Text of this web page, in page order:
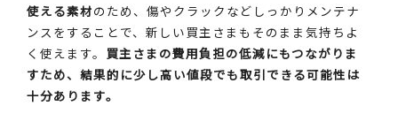
使える素材のため、傷やクラックなどしっかりメンテナ
ンスをすることで、新しい買主さまもそのまま気持ちよ
く使えます。 買主さまの費用負担の低減にもつながりま
すため、結果的に少し高い値段でも取引できる可能性は
十分あります。